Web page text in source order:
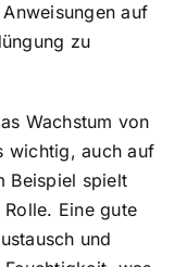
auf
zu
Wachstum von
wichtig, auch auf
Beispiel spielt
Eine gute
und